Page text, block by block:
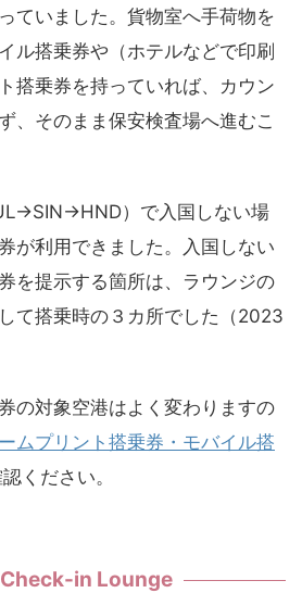
ていました。貨物室へ手荷物を
ル搭乗券や（ホテルなどで印刷
搭乗券を持っていれば、カウン
、そのまま保安検査場へ進むこ
）で入国しない場
が利用できました。入国しない
を提示する箇所は、ラウンジの
て搭乗時の３カ所でした（2023
の対象空港はよく変わりますの
ムプリント搭乗券・モバイル搭
ください。
in Lounge